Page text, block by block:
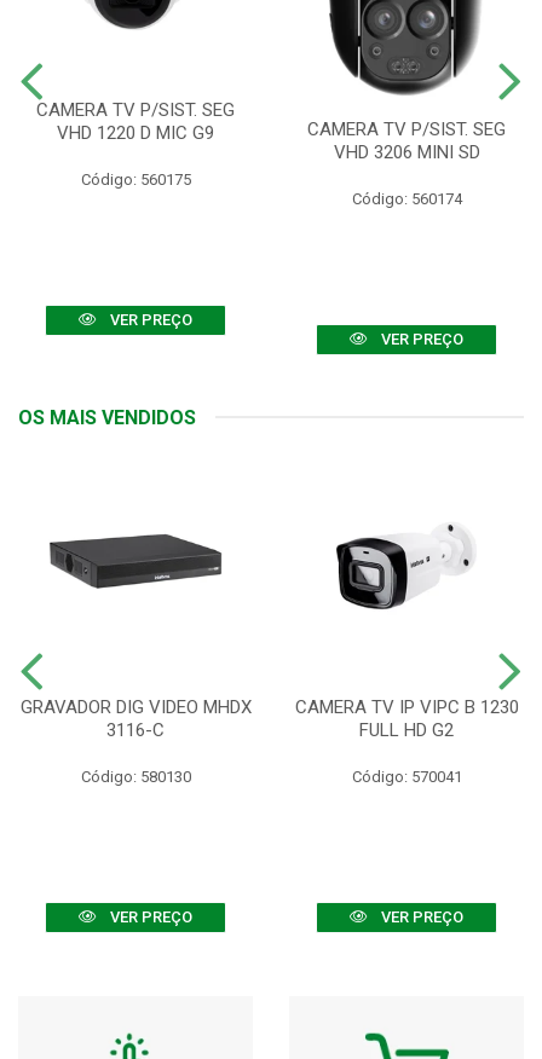
CAMERA TV P/SIST. SEG
VHD 1220 D MIC G9
Código: 560175
VER PREÇO
CAMERA TV P/SIST. SEG
VHD 3206 MINI SD
Código: 560174
VER PREÇO
OS MAIS VENDIDOS
GRAVADOR DIG VIDEO MHDX
3116-C
Código: 580130
VER PREÇO
CAMERA TV IP VIPC B 1230
FULL HD G2
Código: 570041
VER PREÇO